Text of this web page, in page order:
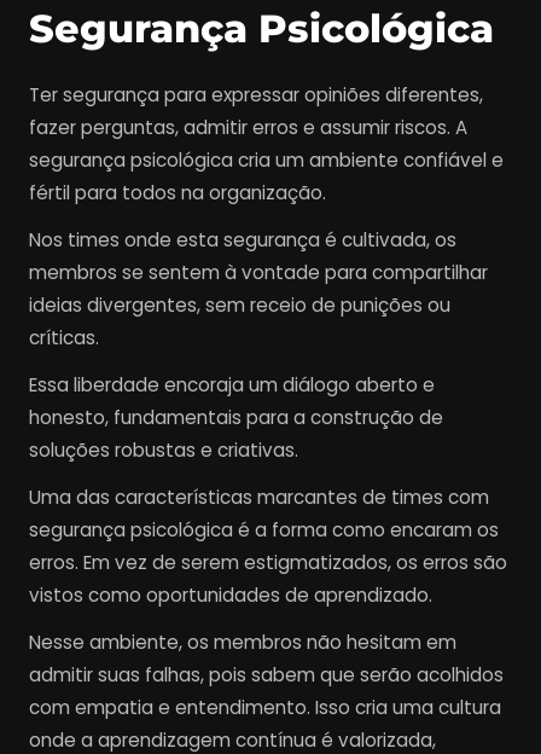
Segurança Psicológica
Ter segurança para expressar opiniões diferentes,
fazer perguntas, admitir erros e assumir riscos. A
segurança psicológica cria um ambiente confiável e
fértil para todos na organização.
Nos times onde esta segurança é cultivada, os
membros se sentem à vontade para compartilhar
ideias divergentes, sem receio de punições ou
críticas.
Essa liberdade encoraja um diálogo aberto e
honesto, fundamentais para a construção de
soluções robustas e criativas.
Uma das características marcantes de times com
segurança psicológica é a forma como encaram os
erros. Em vez de serem estigmatizados, os erros são
vistos como oportunidades de aprendizado.
Nesse ambiente, os membros não hesitam em
admitir suas falhas, pois sabem que serão acolhidos
com empatia e entendimento. Isso cria uma cultura
onde a aprendizagem contínua é valorizada,